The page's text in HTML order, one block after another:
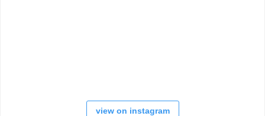
view on instagram